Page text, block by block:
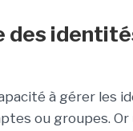
à gérer les
ou groupes. Or